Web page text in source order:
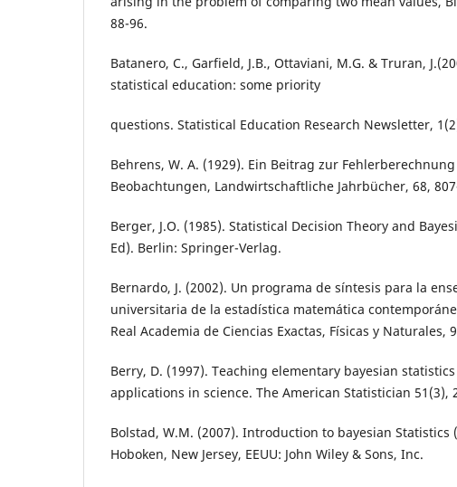
88-96.
Batanero, C., Garfield, J.B., Ottaviani, M.G. & Truran,
statistical education: some priority
questions. Statistical Education Research Newsletter,
Behrens, W. A. (1929). Ein Beitrag zur
Beobachtungen, Landwirtschaftliche Jahrbücher, 68,
Berger, J.O. (1985). Statistical Decision Theory and
Ed). Berlin: Springer-Verlag.
Bernardo, J. (2002). Un programa de síntesis para la
universitaria de la estadística matemática
Real Academia de Ciencias Exactas, Físicas y Naturales,
Berry, D. (1997). Teaching elementary bayesian
applications in science. The American Statistician 51(3),
Bolstad, W.M. (2007). Introduction to bayesian Statistics
Hoboken, New Jersey, EEUU: John Wiley & Sons, Inc.